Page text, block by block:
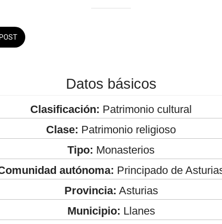
Datos básicos
Clasificación: Patrimonio cultural
Clase: Patrimonio religioso
Tipo: Monasterios
autónoma: Principado de
Provincia: Asturias
Municipio: Llanes